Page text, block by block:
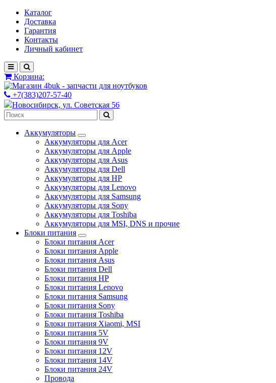
Каталог
Доставка
Гарантия
Контакты
Личный кабинет
Корзина:
+7(383)207-57-40
Новосибирск, ул. Советская 56
Аккумуляторы
Аккумуляторы для Acer
Аккумуляторы для Apple
Аккумуляторы для Asus
Аккумуляторы для Dell
Аккумуляторы для HP
Аккумуляторы для Lenovo
Аккумуляторы для Samsung
Аккумуляторы для Sony
Аккумуляторы для Toshiba
Аккумуляторы для MSI, DNS и прочие
Блоки питания
Блоки питания Acer
Блоки питания Apple
Блоки питания Asus
Блоки питания Dell
Блоки питания HP
Блоки питания Lenovo
Блоки питания Samsung
Блоки питания Sony
Блоки питания Toshiba
Блоки питания Xiaomi, MSI
Блоки питания 5V
Блоки питания 9V
Блоки питания 12V
Блоки питания 14V
Блоки питания 24V
Провода